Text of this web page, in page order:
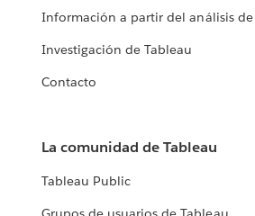
Información a partir del análisis
Investigación de Tableau
Contacto
La comunidad de Tableau
Tableau Public